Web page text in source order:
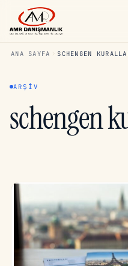
ANA SAYFA SCHENGEN
ARŞIV
schengen